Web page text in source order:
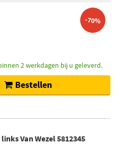
-70%
2 werkdagen bij u geleverd.
Bestellen
Van Wezel 5812345